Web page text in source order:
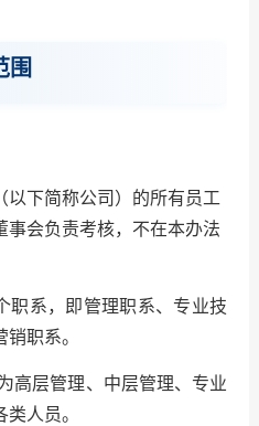
围
以下简称公司）的所有员工
事会负责考核，不在本办法
职系，即管理职系、专业技
职系。
层管理、中层管理、专业
人员。